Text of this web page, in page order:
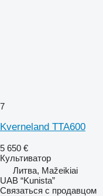
7
Kverneland TTA600
5 650 €
Культиватор
Литва, Mažeikiai
UAB “Kunista”
Связаться с продавцом